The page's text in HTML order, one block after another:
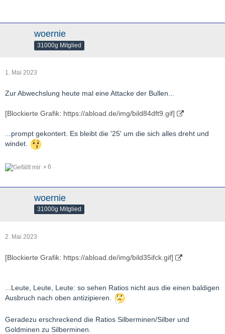
woernie
31000g Mitglied
1. Mai 2023
Zur Abwechslung heute mal eine Attacke der Bullen...
[Blockierte Grafik: https://abload.de/img/bild84dft9.gif]
...prompt gekontert. Es bleibt die '25' um die sich alles dreht und
windet.
6
woernie
31000g Mitglied
2. Mai 2023
[Blockierte Grafik: https://abload.de/img/bild35ifck.gif]
...Leute, Leute, Leute: so sehen Ratios nicht aus die einen baldigen
Ausbruch nach oben antizipieren.
Geradezu erschreckend die Ratios Silberminen/Silber und
Goldminen zu Silberminen.